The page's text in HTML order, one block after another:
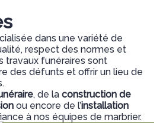
dans une variété de
respect des normes et
travaux funéraires sont
des défunts et offrir un lieu de
, de la construction de
ou encore de l’installation
à nos équipes de marbrier.